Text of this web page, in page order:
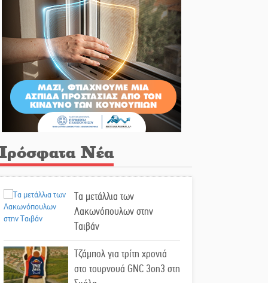
Νέα
Τα μετάλλια των
Λακωνόπουλων στην
Ταιβάν
Τζάμπολ για τρίτη χρονιά
στο τουρνουά GNC 3on3 στη